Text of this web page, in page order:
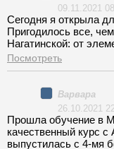
09.11.2021
Сегодня я открыла
Пригодилось все,
Нагатинской: от
выбора полосы
Рада, что училась у
рекомендую учиться
Посмотреть
Варвара
26.10.2021
Прошла обучение в
качественный курс
выпустилась с 4-мя